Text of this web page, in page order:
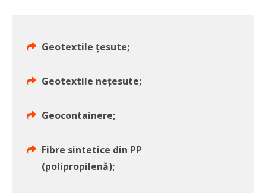
Geotextile țesute;
Geotextile nețesute;
Geocontainere;
Fibre sintetice din PP
(polipropilenă);